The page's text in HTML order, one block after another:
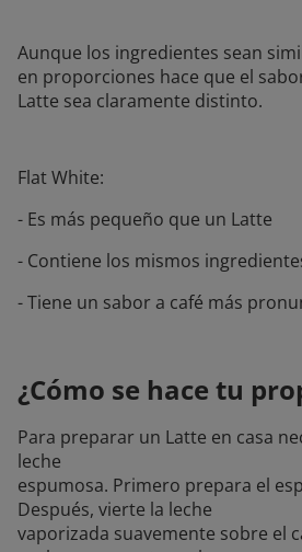
Aunque los ingredientes sean
en proporciones hace que el
Latte sea claramente distinto.
Flat White:
- Es más pequeño que un Latte
- Contiene los mismos
- Tiene un sabor a café más
¿Cómo se hace tu
Para preparar un Latte en casa
leche
espumosa. Primero prepara el
Después, vierte la leche
vaporizada suavemente sobre el